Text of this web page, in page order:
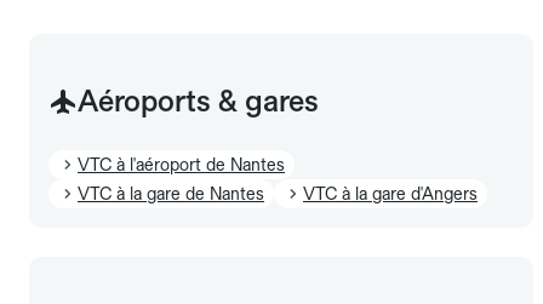
Aéroports & gares
VTC à l'aéroport de Nantes
VTC à la gare de Nantes
VTC à la gare d'Angers